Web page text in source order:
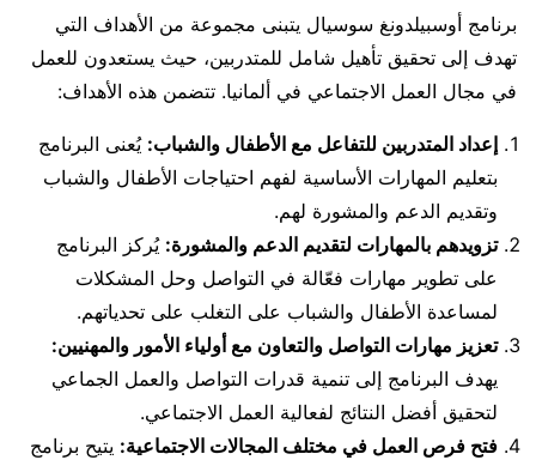
برنامج أوسبيلدونغ سوسيال يتبنى مجموعة من الأهداف التي
تهدف إلى تحقيق تأهيل شامل للمتدربين، حيث يستعدون للعمل
في مجال العمل الاجتماعي في ألمانيا. تتضمن هذه الأهداف:
إعداد المتدربين للتفاعل مع الأطفال والشباب: يُعنى البرنامج
بتعليم المهارات الأساسية لفهم احتياجات الأطفال والشباب
وتقديم الدعم والمشورة لهم.
تزويدهم بالمهارات لتقديم الدعم والمشورة: يُركز البرنامج
على تطوير مهارات فعّالة في التواصل وحل المشكلات
لمساعدة الأطفال والشباب على التغلب على تحدياتهم.
تعزيز مهارات التواصل والتعاون مع أولياء الأمور والمهنيين:
يهدف البرنامج إلى تنمية قدرات التواصل والعمل الجماعي
لتحقيق أفضل النتائج لفعالية العمل الاجتماعي.
فتح فرص العمل في مختلف المجالات الاجتماعية: يتيح برنامج